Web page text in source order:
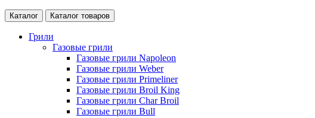
Каталог Каталог товаров
Грили
Газовые грили
Газовые грили Napoleon
Газовые грили Weber
Газовые грили Primeliner
Газовые грили Broil King
Газовые грили Char Broil
Газовые грили Bull